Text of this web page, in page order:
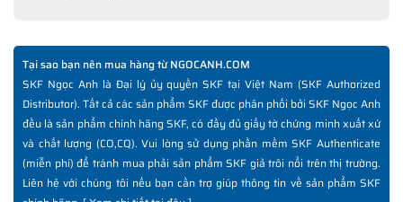
Tại sao bạn nên mua hàng từ NGOCANH.COM
SKF Ngọc Anh là Đại lý ủy quyền SKF tại Việt Nam (SKF Authorized
Distributor). Tất cả các sản phẩm SKF được phân phối bởi SKF Ngọc Anh
đều là sản phẩm chính hãng SKF, có đầy đủ giấy tờ chứng minh xuất xứ
và chất lượng (CO,CQ). Vui lòng sử dụng phần mềm SKF Authenticate
(miễn phí) để tránh mua phải sản phẩm SKF giả trôi nổi trên thị trường.
Liên hệ với chúng tôi nếu bạn cần trợ giúp thông tin về sản phẩm SKF